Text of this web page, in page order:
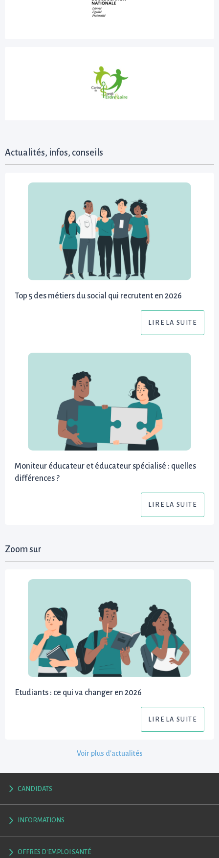
Actualités, infos, conseils
Top 5 des métiers du social qui recrutent en 2026
LIRE LA SUITE
Moniteur éducateur et éducateur spécialisé : quelles
différences ?
LIRE LA SUITE
Zoom sur
Etudiants : ce qui va changer en 2026
LIRE LA SUITE
Voir plus d'actualités
CANDIDATS
INFORMATIONS
OFFRES D'EMPLOI SANTÉ